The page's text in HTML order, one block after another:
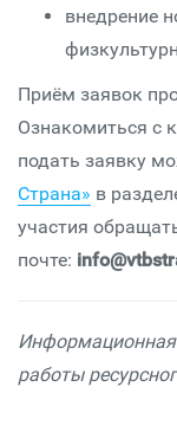
внедрение
Приём заявок
Ознакомиться с
подать заявку
Страна» в
участия
почте:
работы